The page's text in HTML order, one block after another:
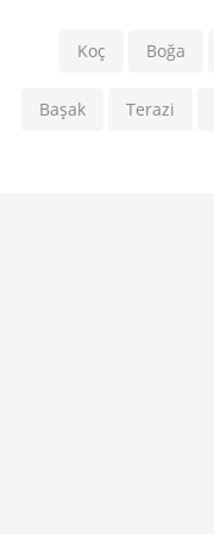
Koç Boğa
Başak Terazi